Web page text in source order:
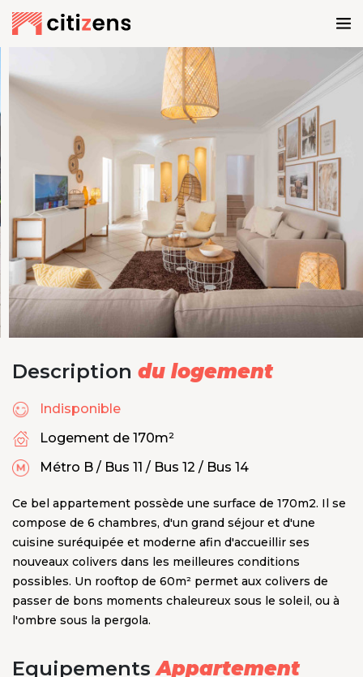
Description du logement
Indisponible
Logement de 170m²
Métro B / Bus 11 / Bus 12 / Bus 14
Ce bel appartement possède une surface de 170m2. Il se
compose de 6 chambres, d'un grand séjour et d'une
cuisine suréquipée et moderne afin d'accueillir ses
nouveaux colivers dans les meilleures conditions
possibles. Un rooftop de 60m² permet aux colivers de
passer de bons moments chaleureux sous le soleil, ou à
l'ombre sous la pergola.
EquipementsAppartement